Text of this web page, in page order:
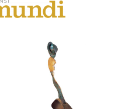
overslaan